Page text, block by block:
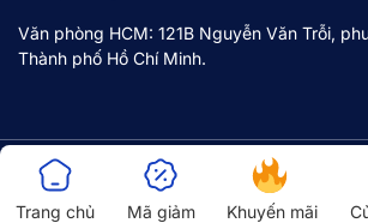
Trang chủ Mã giảm Khuyến mãi
Văn phòng HCM: 121B Nguyễn Văn Trỗi,
Thành phố Hồ Chí Minh.
Copyright © 2024 Công ty cổ phần Vua Nệm. Mã số
do Sở Kế hoạch Đầu tư Hà Nội cấp lần 1